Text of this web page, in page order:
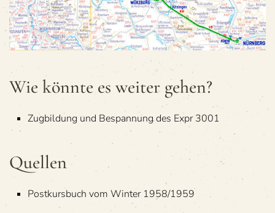
Wie könnte es wei­ter gehen?
Zug­bil­dung und Bespan­nung des Expr 3001
Quel­len
Post­kurs­buch vom Win­ter 1958/1959